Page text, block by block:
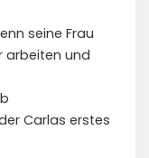
seine Frau
arbeiten und
Carlas erstes